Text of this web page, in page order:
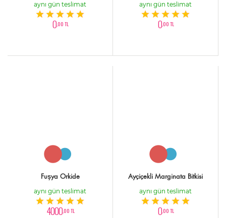
aynı gün teslimat
0,00 TL
aynı gün teslimat
0,00 TL
Fuşya Orkide
aynı gün teslimat
4000,00 TL
Ayçiçekli Marginata Bitkisi
aynı gün teslimat
0,00 TL